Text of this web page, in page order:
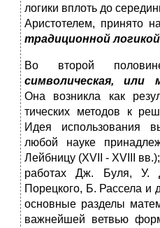
логики вплоть до
Аристотелем, принято
традиционной логикой
Во второй
символическая, или
Она возникла как
тических методов к
Идея использова­ния
любой науке
Лейбницу (XVII - XVIII
работах Дж. Буля, У.
Порецкого, Б. Рассела и
основные разделы
важнейшей ветвью